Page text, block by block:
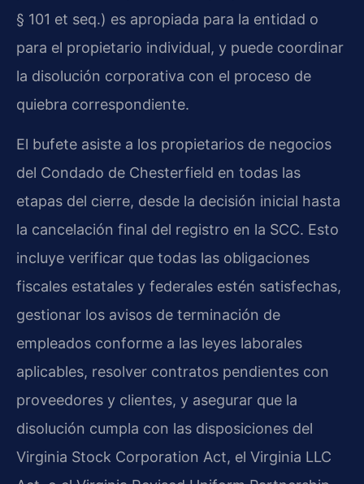
§ 101 et seq.) es apropiada para la entidad o
para el propietario individual, y puede coordinar
la disolución corporativa con el proceso de
quiebra correspondiente.
El bufete asiste a los propietarios de negocios
del Condado de Chesterfield en todas las
etapas del cierre, desde la decisión inicial hasta
la cancelación final del registro en la SCC. Esto
incluye verificar que todas las obligaciones
fiscales estatales y federales estén satisfechas,
gestionar los avisos de terminación de
empleados conforme a las leyes laborales
aplicables, resolver contratos pendientes con
proveedores y clientes, y asegurar que la
disolución cumpla con las disposiciones del
Virginia Stock Corporation Act, el Virginia LLC